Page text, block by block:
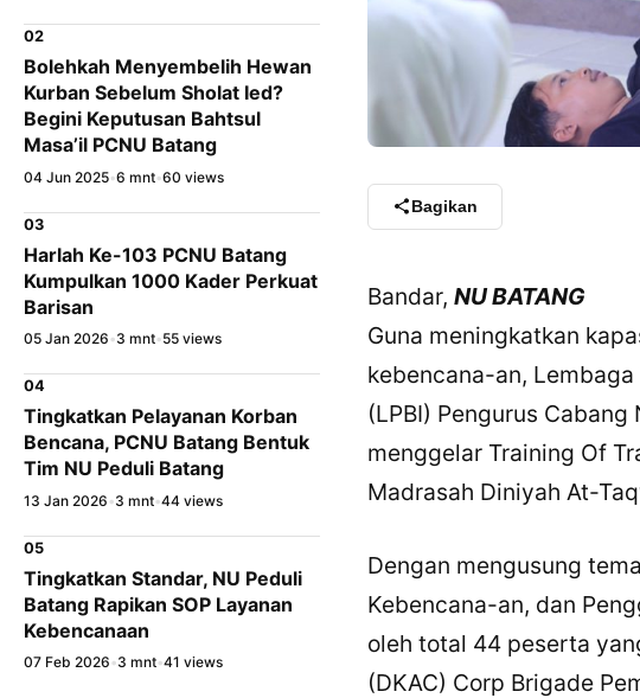
02
Bolehkah Menyembelih Hewan
Kurban Sebelum Sholat Ied?
Begini Keputusan Bahtsul
Masa’il PCNU Batang
04 Jun 2025•6 mnt•60 views
03
Harlah Ke-103 PCNU Batang
Kumpulkan 1000 Kader Perkuat
Barisan
05 Jan 2026 •3 mnt•55 views
04
Tingkatkan Pelayanan Korban
Bencana, PCNU Batang Bentuk
Tim NU Peduli Batang
13 Jan 2026 •3 mnt•44 views
05
Tingkatkan Standar, NU Peduli
Batang Rapikan SOP Layanan
Kebencanaan
07 Feb 2026 •3 mnt•41 views
Bagikan
Bandar, NU BATANG
Guna meningkatkan
kebencana-an,
(LPBI) Pengurus
menggelar Training Of
Madrasah Diniyah At-
Dengan mengusung
Kebencana-an, dan
oleh total 44 peserta
(DKAC) Corp Brigade